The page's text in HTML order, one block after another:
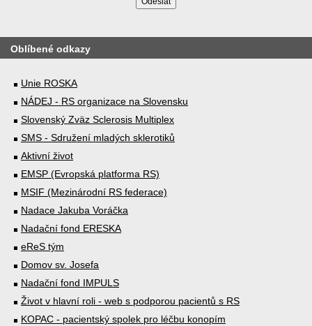
Oblíbené odkazy
Unie ROSKA
NÁDEJ - RS organizace na Slovensku
Slovenský Zväz Sclerosis Multiplex
SMS - Sdružení mladých sklerotiků
Aktivní život
EMSP (Evropská platforma RS)
MSIF (Mezinárodní RS federace)
Nadace Jakuba Voráčka
Nadační fond ERESKA
eReS tým
Domov sv. Josefa
Nadační fond IMPULS
Život v hlavní roli - web s podporou pacientů s RS
KOPAC - pacientský spolek pro léčbu konopím